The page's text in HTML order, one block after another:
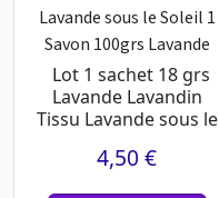
Lot 1 sachet 18 grs
Lavande Lavandin
Tissu Lavande sous le
4,50 €